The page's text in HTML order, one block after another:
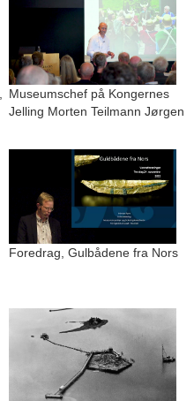
Museumschef på Kongernes
Jelling Morten Teilmann Jørgen
Foredrag, Gulbådene fra Nors